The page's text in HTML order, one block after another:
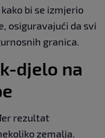
bi se izmjerio
osiguravajući da svi
granica.
djelo na
rezultat
zemalja.